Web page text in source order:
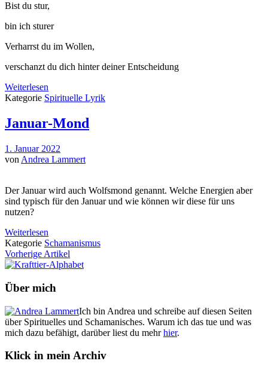
Bist du stur,
bin ich sturer
Verharrst du im Wollen,
verschanzt du dich hinter deiner Entscheidung
Weiterlesen
Kategorie Spirituelle Lyrik
Januar-Mond
1. Januar 2022
von Andrea Lammert
Der Januar wird auch Wolfsmond genannt. Welche Energien aber
sind typisch für den Januar und wie können wir diese für uns
nutzen?
Weiterlesen
Kategorie Schamanismus
Vorherige Artikel
Über mich
Ich bin Andrea und schreibe auf diesen Seiten
über Spirituelles und Schamanisches. Warum ich das tue und was
mich dazu befähigt, darüber liest du mehrhier.
Klick in mein Archiv